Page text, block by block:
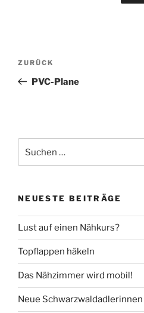
Beitragsnavigation
Vorheriger
Beitrag
ZURÜCK
PVC-Plane
nach:
NEUESTE BEITRÄGE
Lust auf einen Nähkurs?
Topflappen häkeln
Das Nähzimmer wird mobil!
Neue Schwarzwaldadlerinnen